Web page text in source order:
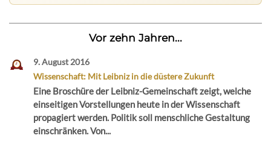
Vor zehn Jahren...
9. August 2016
Wissenschaft: Mit Leibniz in die düstere Zukunft
Eine Broschüre der Leibniz-Gemeinschaft zeigt, welche
einseitigen Vorstellungen heute in der Wissenschaft
propagiert werden. Politik soll menschliche Gestaltung
einschränken. Von...